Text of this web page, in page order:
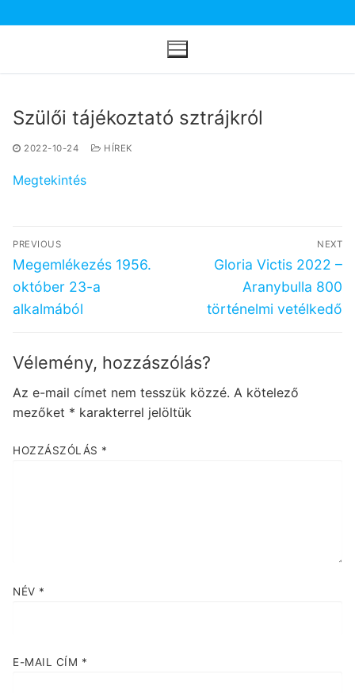
a
Szülői tájékoztató sztrájkról
2022-10-24 HÍREK
Megtekintés
Bejegyzés
navigáció
PREVIOUS
Previous
post:
Megemlékezés 1956.
október 23-a
alkalmából
NEXT
Next
Gloria Victis 2022 –
Aranybulla 800
történelmi vetélkedő
Vélemény, hozzászólás?
Az e-mail címet nem tesszük közzé. A kötelező
mezőket * karakterrel jelöltük
HOZZÁSZÓLÁS *
NÉV *
E-MAIL CÍM *